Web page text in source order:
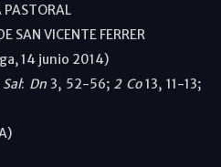
PASTORAL
SAN VICENTE FERRER
14 junio 2014)
Sal: Dn3, 52-56; 2 Co13, 11-13;